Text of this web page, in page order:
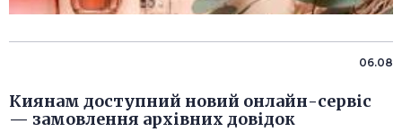
06.08
Киянам доступний новий онлайн-сервіс
— замовлення архівних довідок